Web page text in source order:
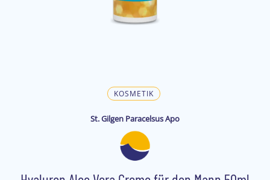
KOSMETIK
St. Gilgen Paracelsus Apo